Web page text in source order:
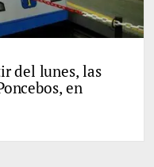
del lunes, las
en